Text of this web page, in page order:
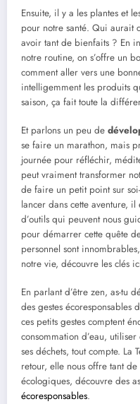
Ensuite, il y a les plantes et
pour notre santé. Qui aurait
avoir tant de bienfaits ? En
notre routine, on s’offre un
comment aller vers une
intelligemment les produits
saison, ça fait toute la
Et parlons un peu de
se faire un marathon, mais
journée pour réfléchir,
peut vraiment transformer
de faire un petit point sur
lancer dans cette aventure,
d’outils qui peuvent nous
pour démarrer cette quête
personnel sont
notre vie, découvre les clés
En parlant d’être zen, as-tu
des gestes
ces petits gestes comptent
consommation d’eau,
ses déchets, tout compte. La
retour, elle nous offre tant
écologiques, découvre des
écoresponsables.